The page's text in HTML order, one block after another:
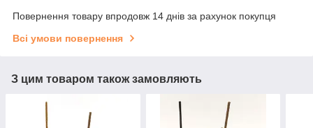
Повернення товару впродовж 14 днів за рахунок покупця
Всі умови повернення
З цим товаром також замовляють